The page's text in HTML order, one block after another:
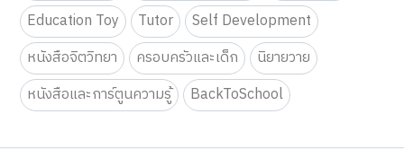
Education Toy
Tutor
Self Development
หนังสือจิตวิทยา
ครอบครัวและเด็ก
นิยายวาย
หนังสือและการ์ตูนความรู้
BackToSchool